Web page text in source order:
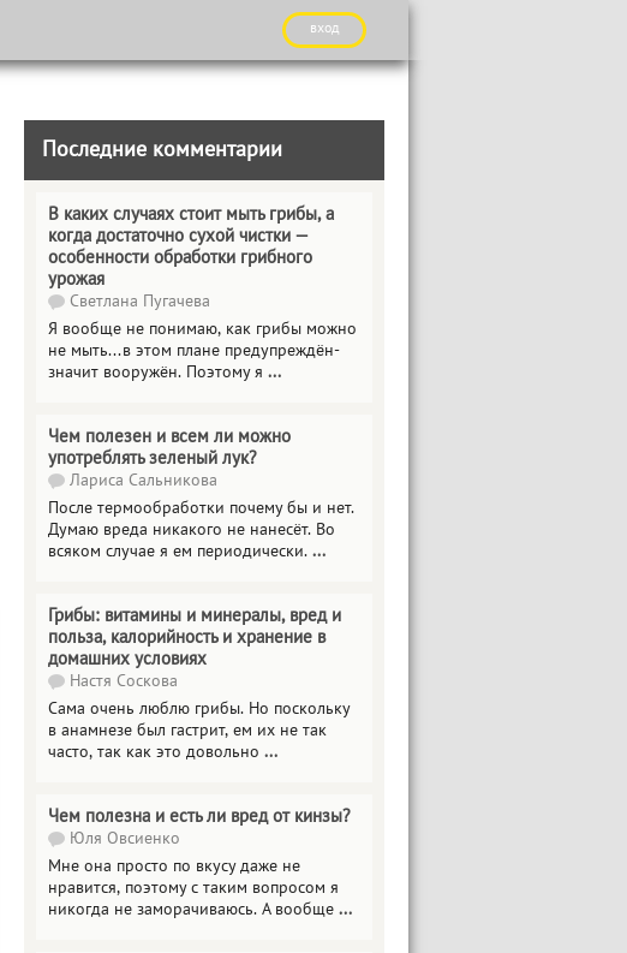
вход
Последние комментарии
В каких случаях стоит мыть грибы, а
когда достаточно сухой чистки —
особенности обработки грибного
урожая
Светлана Пугачева
Я вообще не понимаю, как грибы можно
не мыть...в этом плане предупреждён-
значит вооружён. Поэтому я ...
Чем полезен и всем ли можно
употреблять зеленый лук?
Лариса Сальникова
После термообработки почему бы и нет.
Думаю вреда никакого не нанесёт. Во
всяком случае я ем периодически. ...
Грибы: витамины и минералы, вред и
польза, калорийность и хранение в
домашних условиях
Настя Соскова
Сама очень люблю грибы. Но поскольку
в анамнезе был гастрит, ем их не так
часто, так как это довольно ...
Чем полезна и есть ли вред от кинзы?
Юля Овсиенко
Мне она просто по вкусу даже не
нравится, поэтому с таким вопросом я
никогда не заморачиваюсь. А вообще ...